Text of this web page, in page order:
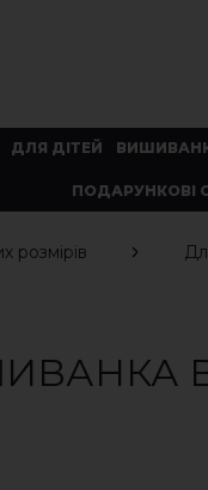
ДЛЯ ДІТЕЙ
ПОДАРУНКОВІ
розмірів